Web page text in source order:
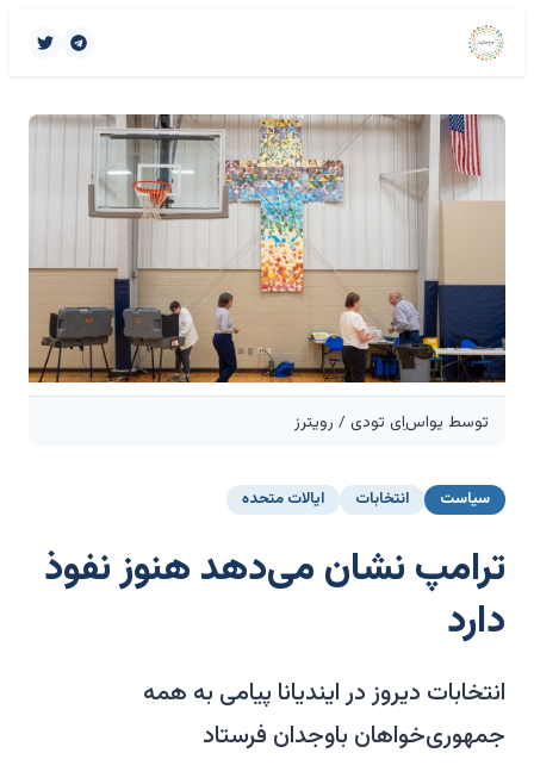
توسط یواس‌اِی تودی / رویترز
سیاست انتخابات ایالات متحده
ترامپ نشان می‌دهد هنوز نفوذ
دارد
انتخابات دیروز در ایندیانا پیامی به همه
جمهوری‌خواهان باوجدان فرستاد